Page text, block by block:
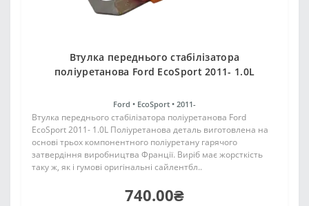
Втулка переднього стабілізатора
поліуретанова Ford EcoSport 2011- 1.0L
Ford • EcoSport • 2011-
Втулка переднього стабілізатора поліуретанова Ford
EcoSport 2011- 1.0L Поліуретанова деталь виготовлена на
основі трьох компонентного поліуретану гарячого
затвердіння виробництва Франції. Виріб має жорсткість
таку ж, як і гумові оригінальні сайлентбл..
740.00₴